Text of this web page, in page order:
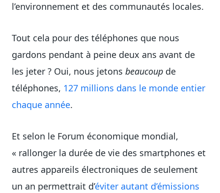
l’environnement et des communautés locales.
Tout cela pour des téléphones que nous
gardons pendant à peine deux ans avant de
les jeter ? Oui, nous jetons beaucoup de
téléphones, 127 millions dans le monde entier
chaque année.
Et selon le Forum économique mondial,
« rallonger la durée de vie des smartphones et
autres appareils électroniques de seulement
un an permettrait d’éviter autant d’émissions